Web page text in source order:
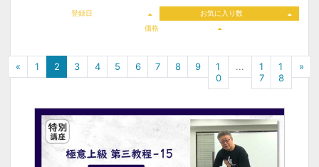
登録日
お気に入り数
価格
« 1 2 3 4 5 6 7 8 9
1
0
...
1
7
1
8
»